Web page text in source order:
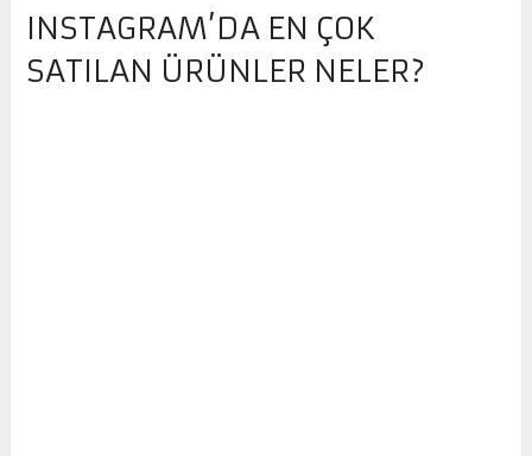
INSTAGRAM’DA EN ÇOK
SATILAN ÜRÜNLER NELER?